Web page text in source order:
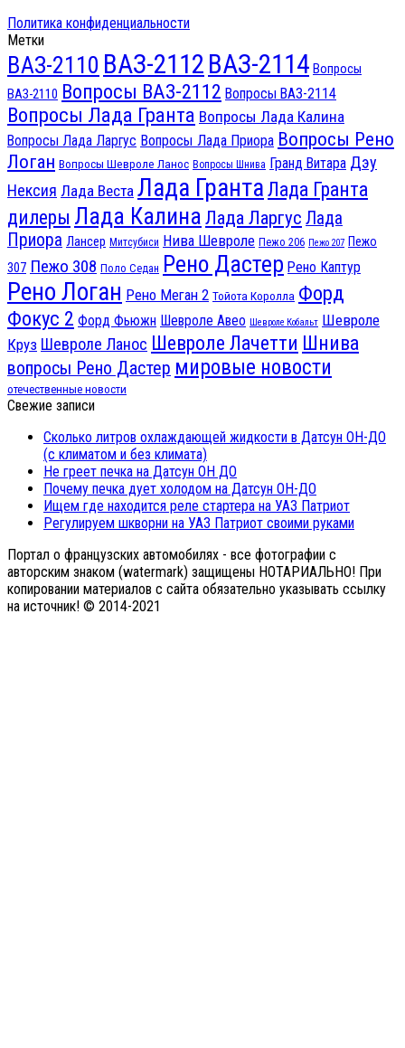
Политика конфиденциальности
Метки
ВАЗ-2110 ВАЗ-2112 ВАЗ-2114 Вопросы
ВАЗ-2110 Вопросы ВАЗ-2112 Вопросы ВАЗ-2114
Вопросы Лада Гранта Вопросы Лада Калина
Вопросы Лада Ларгус Вопросы Лада Приора Вопросы Рено
Логан Вопросы Шевроле Ланос Вопросы Шнива Гранд Витара Дэу
Нексия Лада Веста Лада Гранта Лада Гранта
дилеры Лада Калина Лада Ларгус Лада
Приора Лансер Митсубиси Нива Шевроле Пежо 206 Пежо 207 Пежо
307 Пежо 308 Поло Седан Рено Дастер Рено Каптур
Рено Логан Рено Меган 2 Тойота Королла Форд
Фокус 2 Форд Фьюжн Шевроле Авео Шевроле Кобальт Шевроле
Круз Шевроле Ланос Шевроле Лачетти Шнива
вопросы Рено Дастер мировые новости
отечественные новости
Свежие записи
Сколько литров охлаждающей жидкости в Датсун ОН-ДО
(с климатом и без климата)
Не греет печка на Датсун ОН ДО
Почему печка дует холодом на Датсун ОН-ДО
Ищем где находится реле стартера на УАЗ Патриот
Регулируем шкворни на УАЗ Патриот своими руками
Портал о французских автомобилях - все фотографии с
авторским знаком (watermark) защищены НОТАРИАЛЬНО! При
копировании материалов с сайта обязательно указывать ссылку
на источник! © 2014-2021